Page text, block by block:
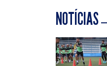
NOTÍCIAS